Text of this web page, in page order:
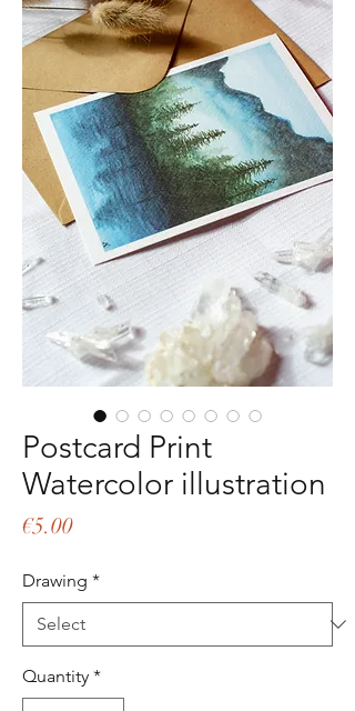
Postcard Print
Watercolor illustration
€5.00Price
Drawing *
Quantity *